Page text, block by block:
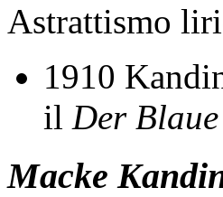
Astrattismo
1910
il Der
Macke